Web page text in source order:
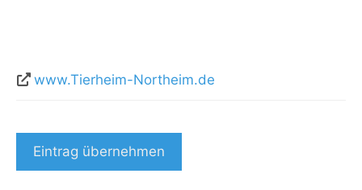
www.Tierheim-Northeim.de
Eintrag übernehmen